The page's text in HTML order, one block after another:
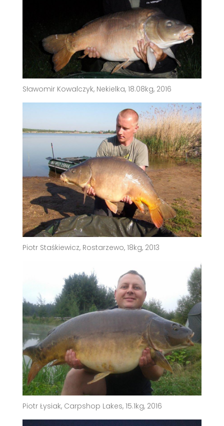
Sławomir Kowalczyk, Nekielka, 18.08kg, 2016
Piotr Staśkiewicz, Rostarzewo, 18kg, 2013
Piotr Łysiak, Carpshop Lakes, 15.1kg, 2016